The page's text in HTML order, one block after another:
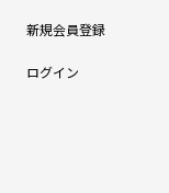
新規会員登録
ログイン